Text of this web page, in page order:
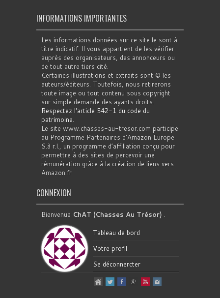
INFORMATIONS IMPORTANTES
Les informations données sur ce site le sont à
titre indicatif. Il vous appartient de les vérifier
auprès des organisateurs, des annonceurs ou
de tout autre tiers cité.
Certaines illustrations et extraits sont © les
auteurs/éditeurs. Toutefois, nous retirerons
toute image ou tout contenu sous copyright
sur simple demande des ayants droits.
Respectez l'article 542-1 du code du
patrimoine.
Le site www.chasses-au-tresor.com participe
au Programme Partenaires d’Amazon Europe
S.à r.l., un programme d’affiliation conçu pour
permettre à des sites de percevoir une
rémunération grâce à la création de liens vers
Amazon.fr
CONNEXION
Bienvenue ChAT (Chasses Au Trésor) .
Tableau de bord
Votre profil
Se déconnercter